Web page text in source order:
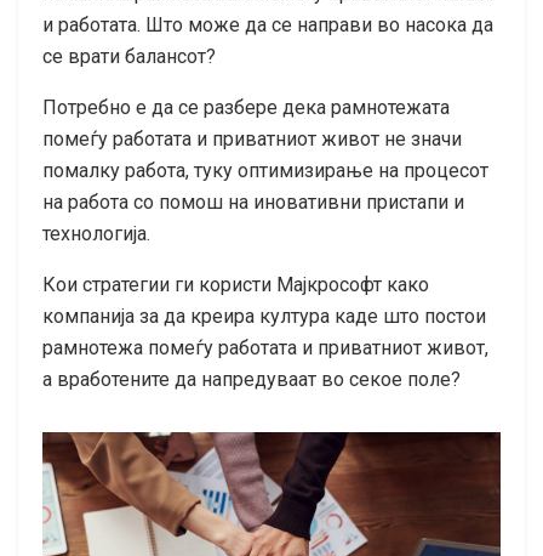
и работата. Што може да се направи во насока да
се врати балансот?
Потребно е да се разбере дека рамнотежата
помеѓу работата и приватниот живот не значи
помалку работа, туку оптимизирање на процесот
на работа со помош на иновативни пристапи и
технологија.
Кои стратегии ги користи Мајкрософт како
компанија за да креира култура каде што постои
рамнотежа помеѓу работата и приватниот живот,
а вработените да напредуваат во секое поле?